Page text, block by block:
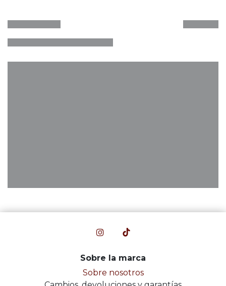
Sobre la marca
Sobre nosotros